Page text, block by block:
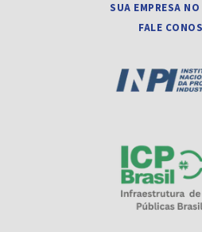
SUA EMPRESA
FALE